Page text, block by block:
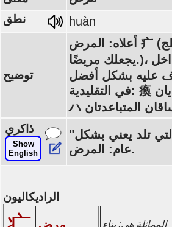
نطق huàn
توضيح
أعلاه: المرض 疒 (مبنى بارد كالثلج 广
يجعلك مريضًا.)، من الداخل: 奂 (يظهر
عليه بشكل أفضل
في التقليدية: 瘓 مع: الرأس ⺈ والثديان
ذاكري
Show
English
"مرض" المرأة التي تلد يعني بشكل
عام: المرض.
الراديكاليون